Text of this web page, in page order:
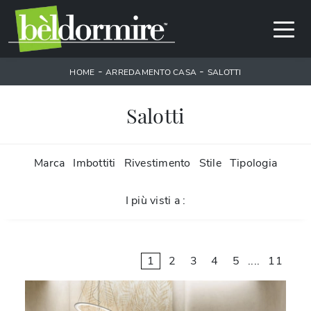
HOME -ARREDAMENTO CASA - SALOTTI
Salotti
Marca Imbottiti Rivestimento Stile Tipologia
I più visti a :
1 2 3 4 5 .... 11